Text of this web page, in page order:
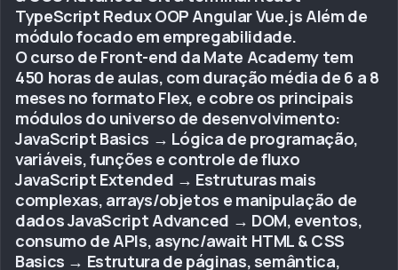
TypeScript Redux OOP Angular Vue.js Além de
módulo focado em empregabilidade.
O curso de Front-end da Mate Academy tem
450 horas de aulas, com duração média de 6 a 8
meses no formato Flex, e cobre os principais
módulos do universo de desenvolvimento:
JavaScript Basics → Lógica de programação,
variáveis, funções e controle de fluxo
JavaScript Extended → Estruturas mais
complexas, arrays/objetos e manipulação de
dados JavaScript Advanced → DOM, eventos,
consumo de APIs, async/await HTML & CSS
Basics → Estrutura de páginas, semântica,